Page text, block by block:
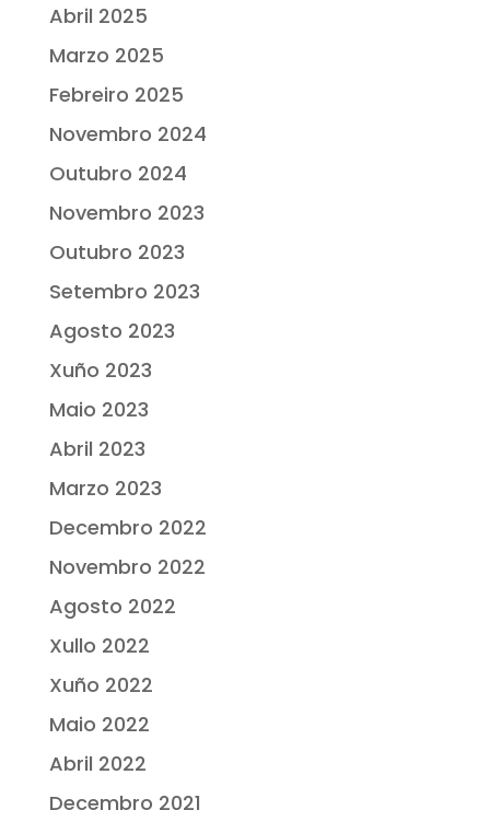
Abril 2025
Marzo 2025
Febreiro 2025
Novembro 2024
Outubro 2024
Novembro 2023
Outubro 2023
Setembro 2023
Agosto 2023
Xuño 2023
Maio 2023
Abril 2023
Marzo 2023
Decembro 2022
Novembro 2022
Agosto 2022
Xullo 2022
Xuño 2022
Maio 2022
Abril 2022
Decembro 2021